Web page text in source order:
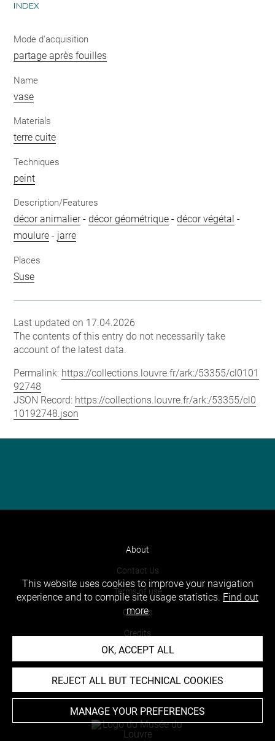
INDEX
Mode d'acquisition
partage après fouilles
Name
vase
Materials
terre cuite
Techniques
peint
Description/Features
décor animalier-décor géométrique -décor végétal -
moulure - jarre
Places
Suse
Last updated on 17.04.2026
The contents of this entry do not necessarily take
account of the latest data.
Permalink: https://collections.louvre.fr/ark:/53355/cl0101
92748
JSON Record: https://collections.louvre.fr/ark:/53355/cl0
10192748.json
About
Contact Us
Terms of use
Cookies
Credits
Accessibility : non compliant
This website uses cookies to improve your navigation
experience and to compile site usage statistics. Find out
more
OK, ACCEPT ALL
REJECT ALL BUT TECHNICAL COOKIES
MANAGE YOUR PREFERENCES